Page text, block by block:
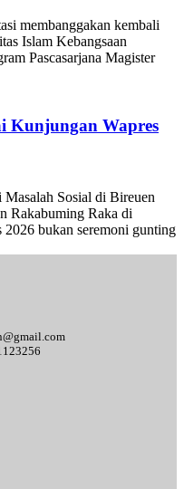
membanggakan kembali
Islam Kebangsaan
Pascasarjana Magister
Kunjungan Wapres
Sosial di Bireuen
Rakabuming Raka di
bukan seremoni gunting